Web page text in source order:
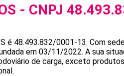
- CNPJ
é 48.493.832/0001-13. Com
em 03/11/2022. A sua
de carga, exceto